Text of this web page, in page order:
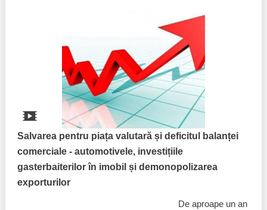
Salvarea pentru piața valutară și deficitul balanței
comerciale - automotivele, investițiile
gasterbaiterilor în imobil și demonopolizarea
exporturilor
De aproape un an